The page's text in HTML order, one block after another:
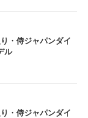
・侍ジャパンダイ
ル
・侍ジャパンダイ